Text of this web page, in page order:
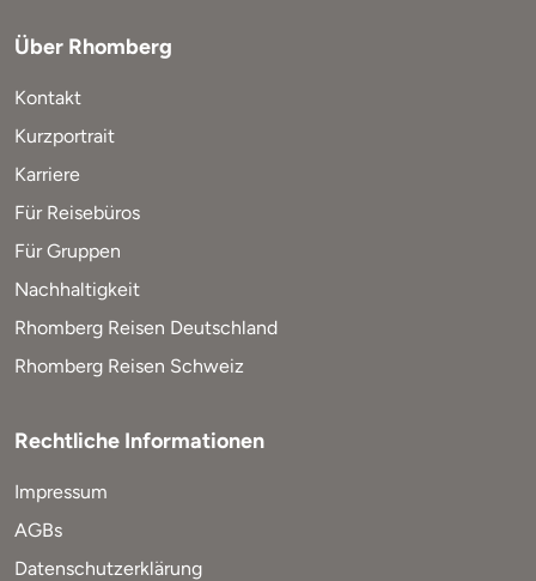
Über Rhomberg
Kontakt
Kurzportrait
Karriere
Für Reisebüros
Für Gruppen
Nachhaltigkeit
Rhomberg Reisen Deutschland
Rhomberg Reisen Schweiz
Rechtliche Informationen
Impressum
AGBs
Datenschutzerklärung